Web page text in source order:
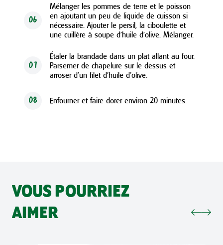
06
Mélanger les pommes de terre et le poisson
en ajoutant un peu de liquide de cuisson si
nécessaire. Ajouter le persil, la ciboulette et
une cuillère à soupe d’huile d’olive. Mélanger.
07
Étaler la brandade dans un plat allant au four.
Parsemer de chapelure sur le dessus et
arroser d’un filet d’huile d’olive.
08 Enfourner et faire dorer environ 20 minutes.
VOUS POURRIEZ
AIMER